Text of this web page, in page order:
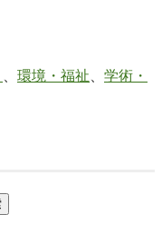
、 環境・福祉、 学術・